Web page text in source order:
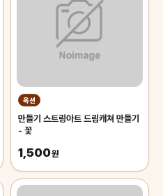
옥션
만들기 스트링아트 드림캐쳐 만들기
- 꽃
1,500원